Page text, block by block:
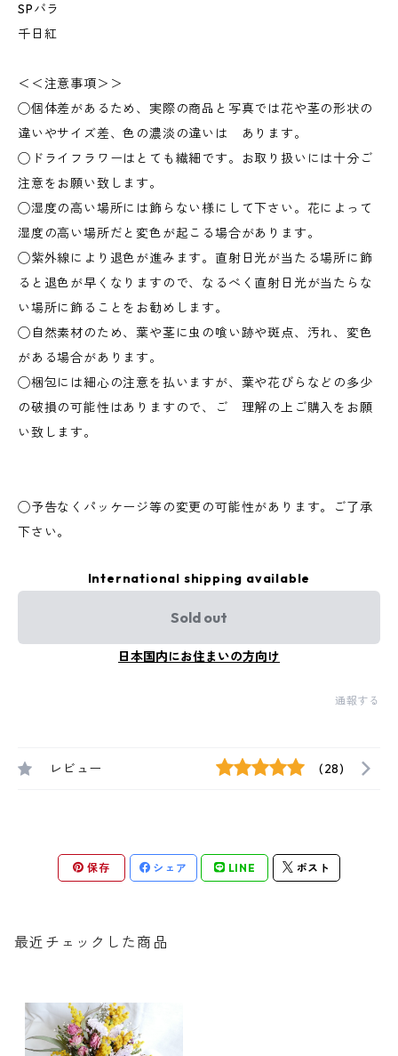
SPバラ
千日紅
＜＜注意事項＞＞
◯個体差があるため、実際の商品と写真では花や茎の形状の
違いやサイズ差、色の濃淡の違いは あります。
◯ドライフラワーはとても繊細です。お取り扱いには十分ご
注意をお願い致します。
◯湿度の高い場所には飾らない様にして下さい。花によって
湿度の高い場所だと変色が起こる場合があります。
◯紫外線により退色が進みます。直射日光が当たる場所に飾
ると退色が早くなりますので、なるべく直射日光が当たらな
い場所に飾ることをお勧めします。
◯自然素材のため、葉や茎に虫の喰い跡や斑点、汚れ、変色
がある場合があります。
◯梱包には細心の注意を払いますが、葉や花びらなどの多少
の破損の可能性はありますので、ご 理解の上ご購入をお願
い致します。
◯予告なくパッケージ等の変更の可能性があります。ご了承
下さい。
International shipping available
Sold out
日本国内にお住まいの方向け
通報する
レビュー (28)
保存 シェア LINE ポスト
最近チェックした商品